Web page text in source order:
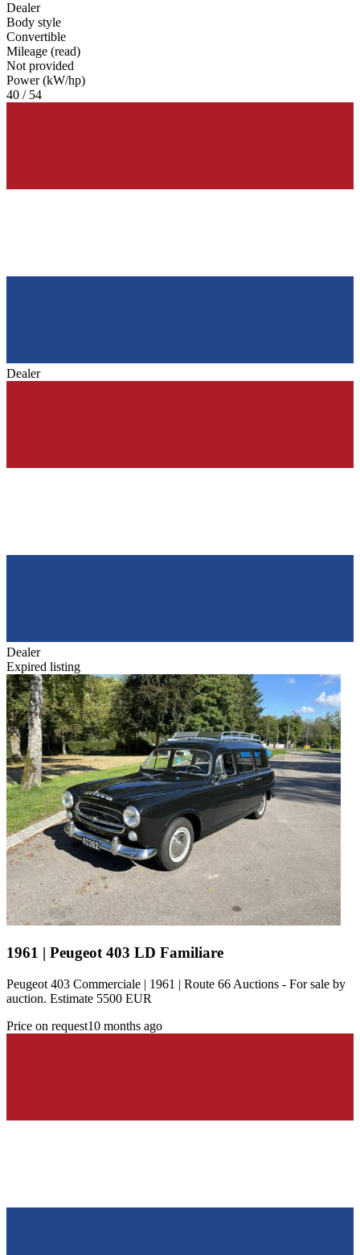
Dealer
Body style
Convertible
Mileage (read)
Not provided
Power (kW/hp)
40 / 54
Dealer
Dealer
Expired listing
1961 | Peugeot 403 LD Familiare
Peugeot 403 Commerciale | 1961 | Route 66 Auctions - For sale by
auction. Estimate 5500 EUR
Price on request10 months ago